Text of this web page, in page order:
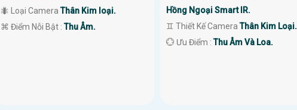
🐜 Loại CameraThân Kim loại.
️⌘ Điểm Nỗi Bật :Thu Âm.
Hồng Ngoại Smart IR.
♊ Thiết Kế CameraThân Kim Loại.
️💮 Ưu Điểm :Thu Âm Và Loa.